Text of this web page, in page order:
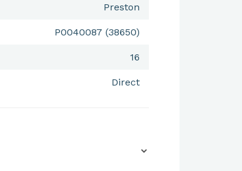
Preston
P0040087 (38650)
16
Direct